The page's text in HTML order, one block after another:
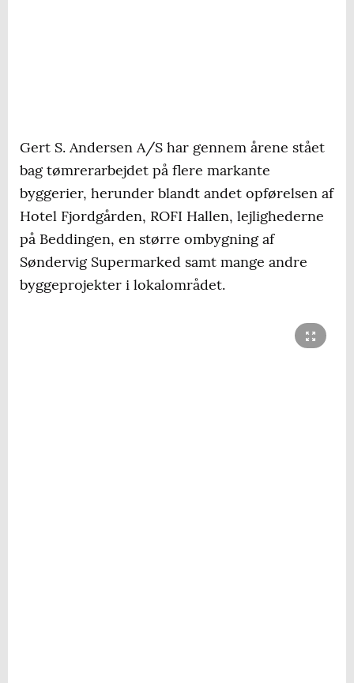
Gert S. Andersen A/S har gennem årene stået
bag tømrerarbejdet på flere markante
byggerier, herunder blandt andet opførelsen af
Hotel Fjordgården, ROFI Hallen, lejlighederne
på Beddingen, en større ombygning af
Søndervig Supermarked samt mange andre
byggeprojekter i lokalområdet.